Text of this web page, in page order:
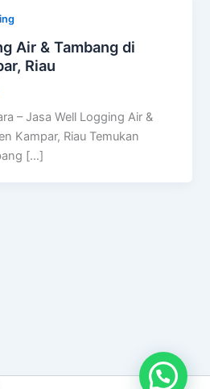
Air & Tambang di
Riau
– Jasa Well Logging Air &
Kampar, Riau Temukan
[…]